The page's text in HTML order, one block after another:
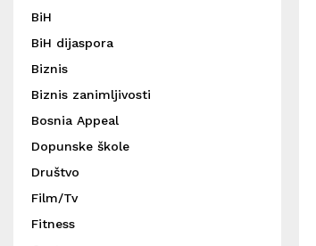
BiH
BiH dijaspora
Biznis
Biznis zanimljivosti
Bosnia Appeal
Dopunske škole
Društvo
Film/Tv
Fitness